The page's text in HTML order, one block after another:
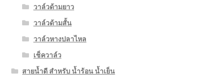
วาล์วด้ามยาว
วาล์วด้ามสั้น
วาล์วหางปลาไหล
เช็ควาล์ว
สายน้ำดี สำหรับ น้ำร้อน น้ำเย็น